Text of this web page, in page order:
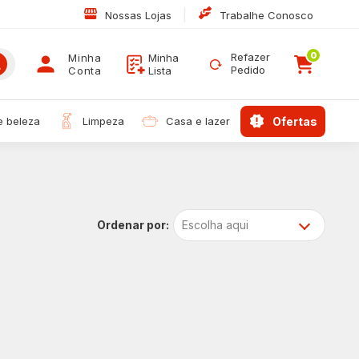
Nossas Lojas Trabalhe Conosco
Minha
Conta
Minha
Lista
Refazer
Pedido
0
beleza limpeza casa e lazer ofertas
Escolha aqui